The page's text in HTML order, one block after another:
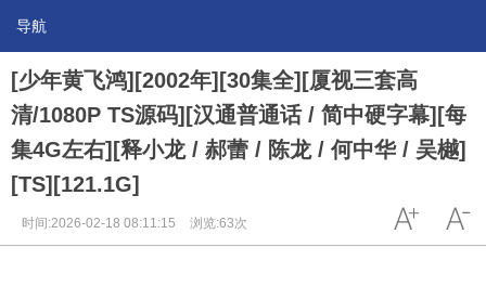
导航
[少年黄飞鸿][2002年][30集全][厦视三套高
清/1080P TS源码][汉通普通话 / 简中硬字幕][每
集4G左右][释小龙 / 郝蕾 / 陈龙 / 何中华 / 吴樾]
[TS][121.1G]
时间:2026-02-18 08:11:15 浏览:63次